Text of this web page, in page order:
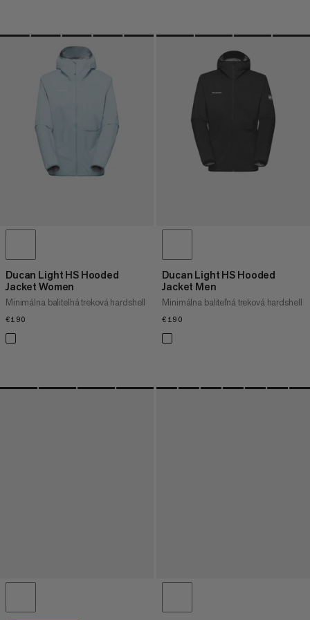
Ducan Light HS Hooded
Jacket Women
Minimálna baliteľná treková hardshell
€190
Ducan Light HS Hooded
Jacket Men
Minimálna baliteľná treková hardshell
€190